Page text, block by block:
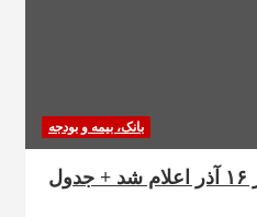
بانک، بیمه و بودجه